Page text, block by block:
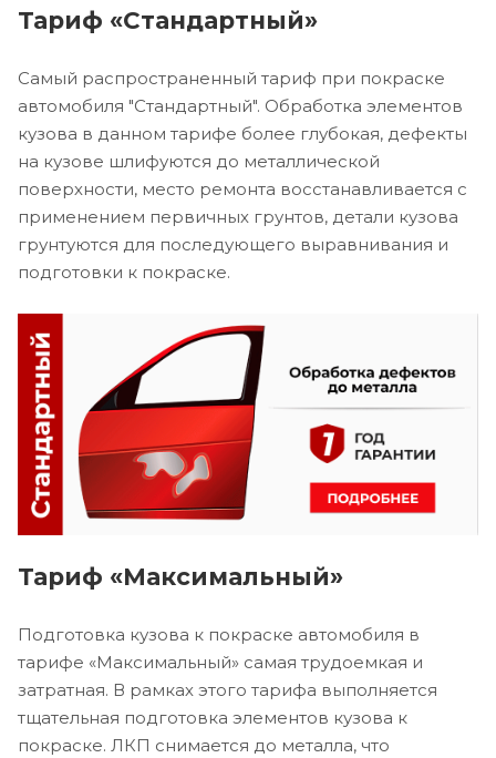
Тариф «Стандартный»
Самый распространенный тариф при покраске
автомобиля "Стандартный". Обработка элементов
кузова в данном тарифе более глубокая, дефекты
на кузове шлифуются до металлической
поверхности, место ремонта восстанавливается с
применением первичных грунтов, детали кузова
грунтуются для последующего выравнивания и
подготовки к покраске.
Тариф «Максимальный»
Подготовка кузова к покраске автомобиля в
тарифе «Максимальный» самая трудоемкая и
затратная. В рамках этого тарифа выполняется
тщательная подготовка элементов кузова к
покраске. ЛКП снимается до металла, что